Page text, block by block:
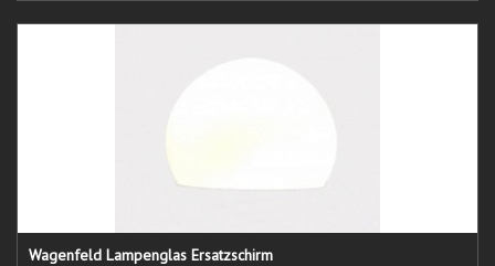
Wagenfeld Lampenglas Ersatzschirm